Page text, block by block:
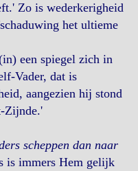
Zo is wederkerigheid
het ultieme
een spiegel zich in
Vader, dat is
aangezien hij stond
Zijnde.'
scheppen dan naar
is immers Hem gelijk